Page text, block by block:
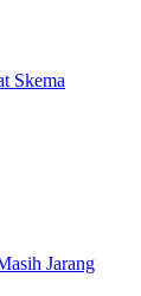
Skema
Jarang